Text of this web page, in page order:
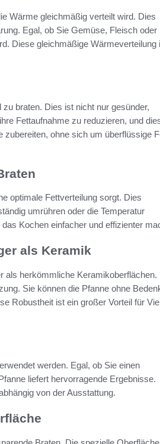
Wärme gleichmäßig verteilt wird. Dies
Egal, ob Sie Gemüse, Fleisch oder
Diese gleichmäßige Wärmeverteilung
braten. Dies ist nicht nur gesünder,
Fettaufnahme zu reduzieren, und
zubereiten, ohne sich um überflüssige
optimale Fettverteilung sorgt. Dies
umrühren oder die Temperatur
Kochen einfacher und effizienter
als Keramik
als herkömmliche Keramikoberflächen.
Sie können die Pfanne ohne
Robustheit ist ein großer Vorteil für
werden. Egal, ob Sie einen
liefert hervorragende Ergebnisse.
von der Ausstattung.